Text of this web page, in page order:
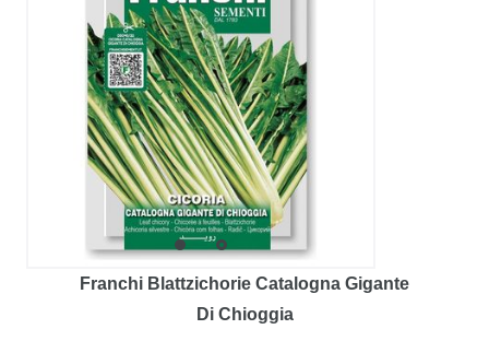
Franchi Blattzichorie Catalogna Gigante
Di Chioggia